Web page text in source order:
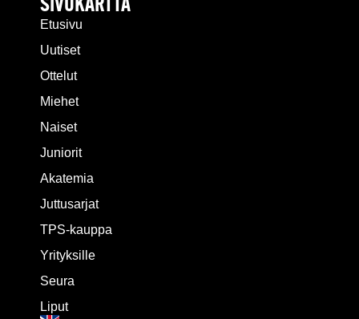
SIVUKARTTA
Etusivu
Uutiset
Ottelut
Miehet
Naiset
Juniorit
Akatemia
Juttusarjat
TPS-kauppa
Yrityksille
Seura
Liput